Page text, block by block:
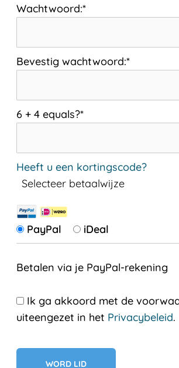
Wachtwoord:*
Bevestig wachtwoord:*
6 + 4 equals?*
Heeft u een kortingscode?
Selecteer betaalwijze
PayPal iDeal
Betalen via je PayPal-rekening
Ik ga akkoord met de voorwaarden
uiteengezet in het Privacybeleid.
Geen val